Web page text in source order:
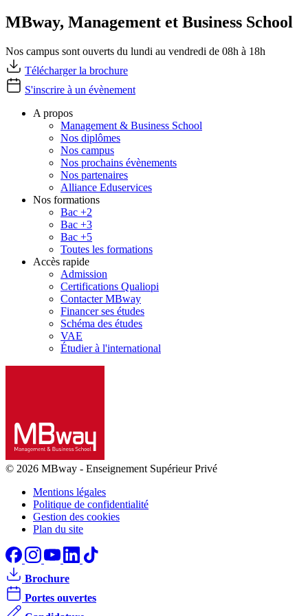
MBway, Management et Business School
Nos campus sont ouverts du lundi au vendredi de 08h à 18h
Télécharger la brochure
S'inscrire à un évènement
A propos
Management & Business School
Nos diplômes
Nos campus
Nos prochains évènements
Nos partenaires
Alliance Eduservices
Nos formations
Bac +2
Bac +3
Bac +5
Toutes les formations
Accès rapide
Admission
Certifications Qualiopi
Contacter MBway
Financer ses études
Schéma des études
VAE
Étudier à l'international
© 2026 MBway - Enseignement Supérieur Privé
Mentions légales
Politique de confidentialité
Gestion des cookies
Plan du site
Brochure
Portes ouvertes